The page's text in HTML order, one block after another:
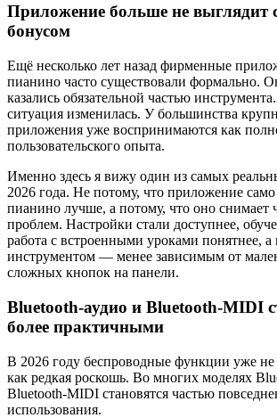
Приложение больше не выглядит
бонусом
Ещё несколько лет назад фирменные
пианино часто существовали формально.
казались обязательной частью
ситуация изменилась. У большинства
приложения уже воспринимаются как
пользовательского опыта.
Именно здесь я вижу один из самых
2026 года. Не потому, что приложение само
пианино лучше, а потому, что оно снимает
проблем. Настройки стали доступнее,
работа с встроенными уроками понятнее, а
инструментом — менее зависимым от
сложных кнопок на панели.
Bluetooth-аудио и Bluetooth-MIDI
более практичными
В 2026 году беспроводные функции уже
как редкая роскошь. Во многих моделях
Bluetooth-MIDI становятся частью
использования.